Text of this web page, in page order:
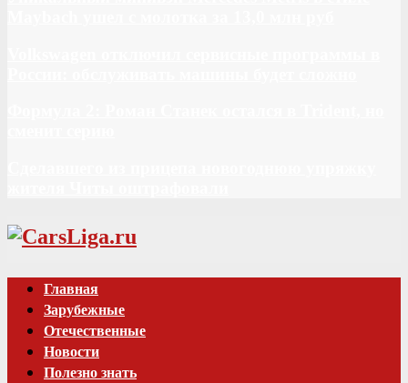
Vk
Главная
Зарубежные
Отечественные
Новости
Полезно знать